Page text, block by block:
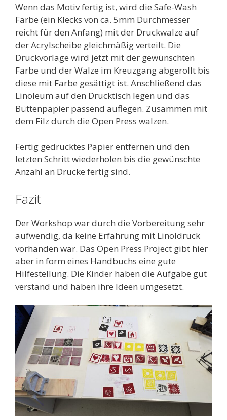
Wenn das Motiv fertig ist, wird die Safe-Wash
Farbe (ein Klecks von ca. 5mm Durchmesser
reicht für den Anfang) mit der Druckwalze auf
der Acrylscheibe gleichmäßig verteilt. Die
Druckvorlage wird jetzt mit der gewünschten
Farbe und der Walze im Kreuzgang abgerollt bis
diese mit Farbe gesättigt ist. Anschließend das
Linoleum auf den Drucktisch legen und das
Büttenpapier passend auflegen. Zusammen mit
dem Filz durch die Open Press walzen.
Fertig gedrucktes Papier entfernen und den
letzten Schritt wiederholen bis die gewünschte
Anzahl an Drucke fertig sind.
Fazit
Der Workshop war durch die Vorbereitung sehr
aufwendig, da keine Erfahrung mit Linoldruck
vorhanden war. Das Open Press Project gibt hier
aber in form eines Handbuchs eine gute
Hilfestellung. Die Kinder haben die Aufgabe gut
verstand und haben ihre Ideen umgesetzt.